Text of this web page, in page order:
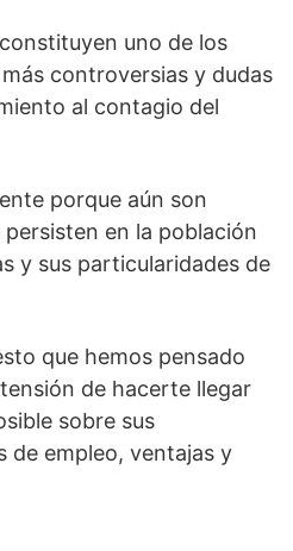
constituyen uno de los
controversias y dudas
al contagio del
porque aún son
en la población
y sus particularidades de
que hemos pensado
de hacerte llegar
sobre sus
de empleo, ventajas y